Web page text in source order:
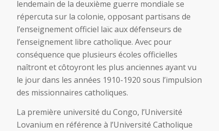
lendemain de la deuxième guerre mondiale se
répercuta sur la colonie, opposant partisans de
l’enseignement officiel laïc aux défenseurs de
l’enseignement libre catholique. Avec pour
conséquence que plusieurs écoles officielles
naîtront et côtoyront les plus anciennes ayant vu
le jour dans les années 1910-1920 sous l’impulsion
des missionnaires catholiques.
La première université du Congo, l’Université
Lovanium en référence à l’Université Catholique